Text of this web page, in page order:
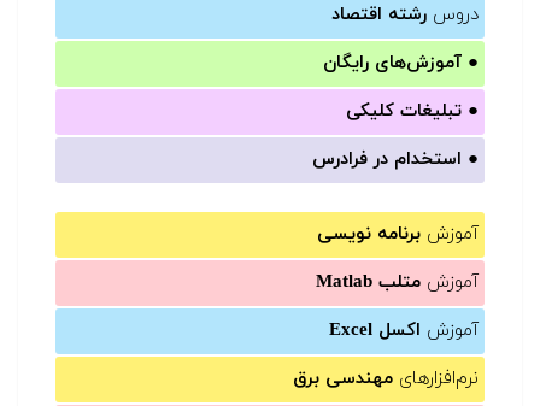
دروس رشته اقتصاد
● آموزش‌های رایگان
● تبلیغات کلیکی
● استخدام در فرادرس
آموزش برنامه نویسی
آموزش متلب Matlab
آموزش اکسل Excel
نرم‌افزارهای مهندسی برق